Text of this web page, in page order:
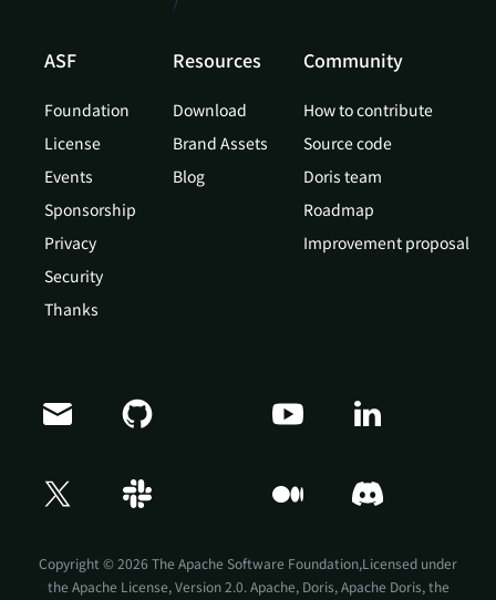
ASF
Foundation
License
Events
Sponsorship
Privacy
Security
Thanks
Resources
Download
Brand Assets
Blog
Community
How to contribute
Source code
Doris team
Roadmap
Improvement proposal
Copyright © 2026 The Apache Software Foundation,Licensed under
the Apache License, Version 2.0. Apache, Doris, Apache Doris, the